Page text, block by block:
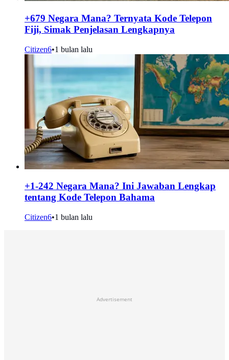
+679 Negara Mana? Ternyata Kode Telepon
Fiji, Simak Penjelasan Lengkapnya
Citizen6•1 bulan lalu
+1-242 Negara Mana? Ini Jawaban Lengkap
tentang Kode Telepon Bahama
Citizen6•1 bulan lalu
Advertisement